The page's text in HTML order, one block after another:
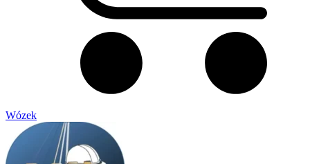
Wózek